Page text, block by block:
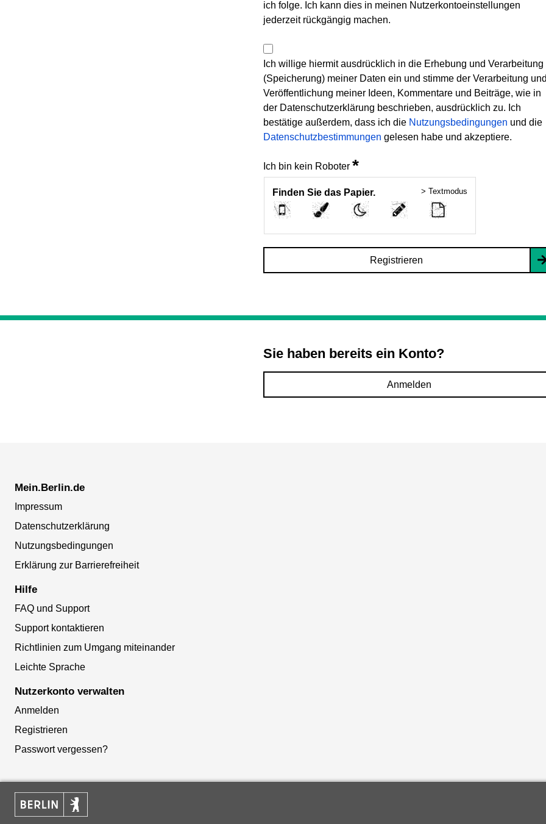
ich folge. Ich kann dies in meinen Nutzerkontoeinstellungen
jederzeit rückgängig machen.
Ich willige hiermit ausdrücklich in die Erhebung und Verarbeitung
(Speicherung) meiner Daten ein und stimme der Verarbeitung und
Veröffentlichung meiner Ideen, Kommentare und Beiträge, wie in
der Datenschutzerklärung beschrieben, ausdrücklich zu. Ich
bestätige außerdem, dass ich die Nutzungsbedingungen und die
Datenschutzbestimmungen gelesen habe und akzeptiere.
Ich bin kein Roboter *
Finden Sie das Papier. > Textmodus
Registrieren
Sie haben bereits ein Konto?
Anmelden
Mein.Berlin.de
Impressum
Datenschutzerklärung
Nutzungsbedingungen
Erklärung zur Barrierefreiheit
Hilfe
FAQ und Support
Support kontaktieren
Richtlinien zum Umgang miteinander
Leichte Sprache
Nutzerkonto verwalten
Anmelden
Registrieren
Passwort vergessen?